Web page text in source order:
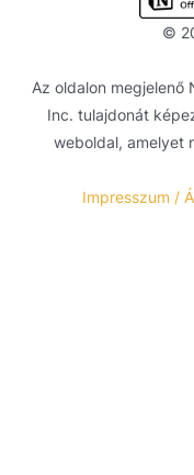
©
Az oldalon megjelenő
Inc. tulajdonát
weboldal, amelyet
Impresszum /